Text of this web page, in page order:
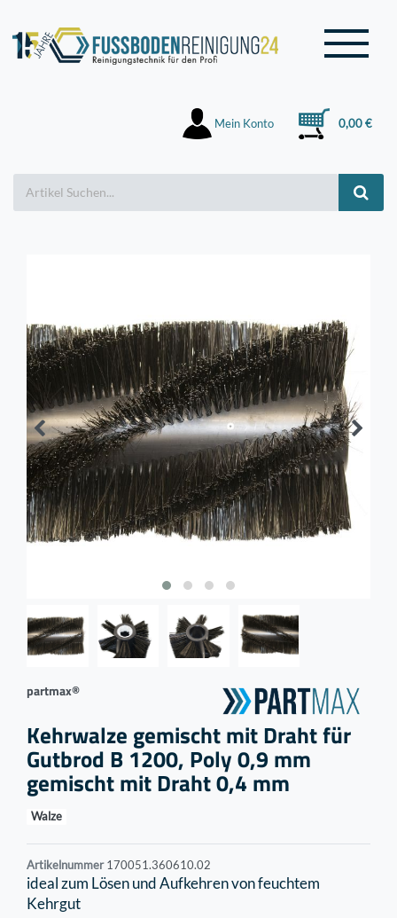
Mein Konto 0,00 €
partmax®
Kehrwalze gemischt mit Draht für
Gutbrod B 1200, Poly 0,9 mm
gemischt mit Draht 0,4 mm
Walze
Artikelnummer170051.360610.02
ideal zum Lösen und Aufkehren von feuchtem
Kehrgut